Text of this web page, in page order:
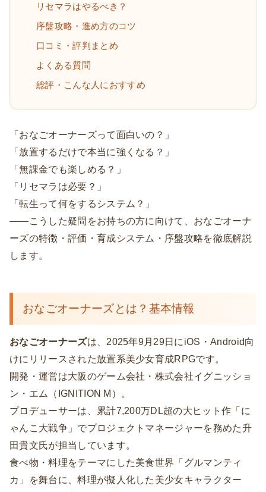
リセマラはやるべき？
序盤攻略・進め方のコツ
口コミ・評判まとめ
よくある質問
総評・こんな人におすすめ
「おなごオーナーズって面白いの？」
「放置するだけで本当に強くなる？」
「無課金でも楽しめる？」
「リセマラは必要？」
「転生って何をするシステム？」
——こうした疑問をお持ちの方に向けて、おなごオーナ
ーズの特徴・評価・育成システム・序盤攻略を徹底解説
します。
おなごオーナーズとは？基本情報
おなごオーナーズは、2025年9月29日にiOS・Android向
けにリリースされた放置系美少女育成RPGです。
開発・運営は大阪のゲーム会社・株式会社イグニッショ
ン・エム（IGNITION M）。
プロデューサーは、累計7,200万DL超の大ヒット作「に
ゃんこ大戦争」でプロジェクトマネージャーを務めた升
田貴文氏が担当しています。
食べ物・料理をテーマにした美食世界「グルマンティ
カ」を舞台に、料理が擬人化した美少女キャラクター